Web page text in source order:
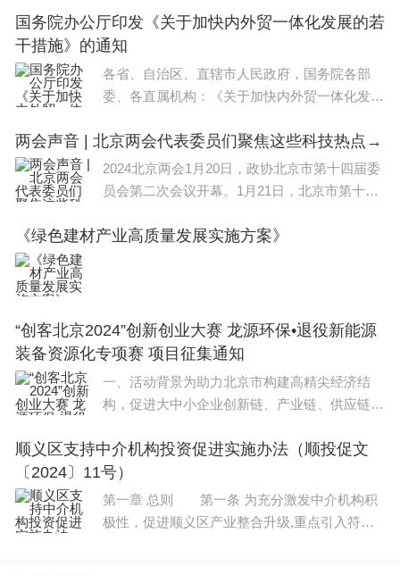
股份制商业银行：为促进房地产市场平稳健康发
展，充分发挥经营性
国务院办公厅印发《关于加快内外贸一体化发展的若
干措施》的通知
各省、自治区、直辖市人民政府，国务院各部
委、各直属机构：《关于加快内外贸一体化发展
请认真贯彻执行。国务院办公厅2023年12月7日
（本文有删减）关于
两会声音 | 北京两会代表委员们聚焦这些科技热点→
2024北京两会1月20日，政协北京市第十四届委
员会第二次会议开幕。1月21日，北京市第十六
市人民政府向大会报告政府工作。今年的政府工
《绿色建材产业高质量发展实施方案》
“创客北京2024”创新创业大赛 龙源环保•退役新能源
装备资源化专项赛 项目征集通知
一、活动背景为助力北京市构建高精尖经济结
构，促进大中小企业创新链、产业链、供应链、
力构建大中小企业相互依存、相互促进的企业发
展生态，打造
顺义区支持中介机构投资促进实施办法（顺投促文
〔2024〕11号）
第一章 总则 第一条 为充分激发中介机构积
极性，促进顺义区产业整合升级,重点引入符合